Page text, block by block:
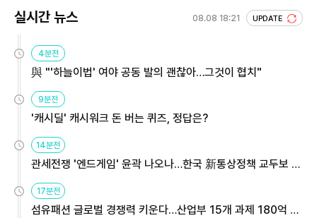
실시간 뉴스 08.08 18:21 UPDATE
4분전
與 "'하늘이법' 여야 공동 발의 괜찮아…그것이 협치"
9분전
'캐시딜' 캐시워크 돈 버는 퀴즈, 정답은?
14분전
관세전쟁 '엔드게임' 윤곽 나오나…한국 新통상정책 교두보 활
용해야
17분전
섬유패션 글로벌 경쟁력 키운다…산업부 15개 과제 180억 지